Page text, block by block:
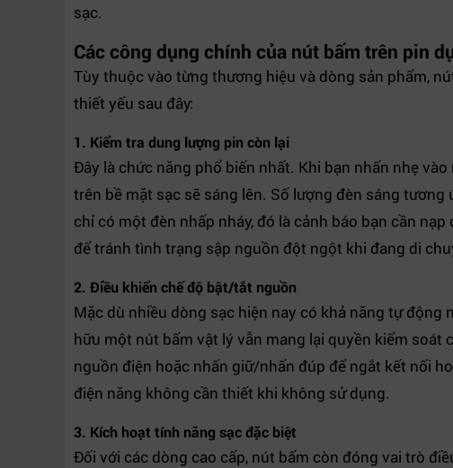
sạc.
Các công dụng chính của nút bấm trên pin
Tùy thuộc vào từng thương hiệu và dòng sản phẩm,
thiết yếu sau đây:
1. Kiểm tra dung lượng pin còn lại
Đây là chức năng phổ biến nhất. Khi bạn nhấn nhẹ
trên bề mặt sạc sẽ sáng lên. Số lượng đèn sáng tương
chỉ có một đèn nhấp nháy, đó là cảnh báo bạn cần
để tránh tình trạng sập nguồn đột ngột khi đang di
2. Điều khiển chế độ bật/tắt nguồn
Mặc dù nhiều dòng sạc hiện nay có khả năng tự động
hữu một nút bấm vật lý vẫn mang lại quyền kiểm soát
nguồn điện hoặc nhấn giữ/nhấn đúp để ngắt kết nối
điện năng không cần thiết khi không sử dụng.
3. Kích hoạt tính năng sạc đặc biệt
Đối với các dòng cao cấp, nút bấm còn đóng vai trò